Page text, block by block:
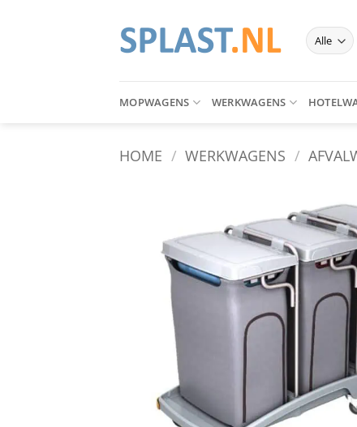
MOPWAGENS WERKWAGENS
HOME / WERKWAGENS /